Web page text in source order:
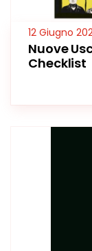
12 Giugno
Nuove
Checklist